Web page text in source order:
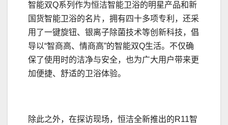
智能双Q系列作为恒洁智能卫浴的明星产品和新
国货智能卫浴的名片，拥有四十多项专利，还采
用了一键旋钮、银离子除菌技术等创新科技，倡
导以“智商高、情商高”的智能双Q生活。不仅确
保了使用时的洁净与安全，也为广大用户带来更
加便捷、舒适的卫浴体验。
除此之外，在探访现场，恒洁全新推出的R11智